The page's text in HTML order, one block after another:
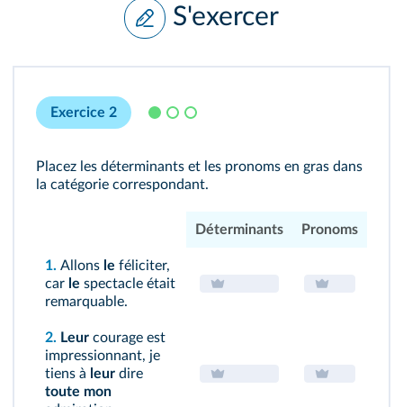
S'exercer
Exercice 2
Placez les déterminants et les pronoms en gras dans
la catégorie correspondant.
Déterminants Pronoms
1. Allons le féliciter,
car le spectacle était
remarquable.
2. Leur courage est
impressionnant, je
tiens à leur dire
toute mon